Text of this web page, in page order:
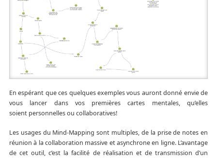
En espérant que ces quelques exemples vous auront donné envie de
vous lancer dans vos premières cartes mentales, qu’elles
soient personnelles ou collaboratives!
Les usages du Mind-Mapping sont multiples, de la prise de notes en
réunion à la collaboration massive et asynchrone en ligne. L’avantage
de cet outil, c’est la facilité de réalisation et de transmission d’un